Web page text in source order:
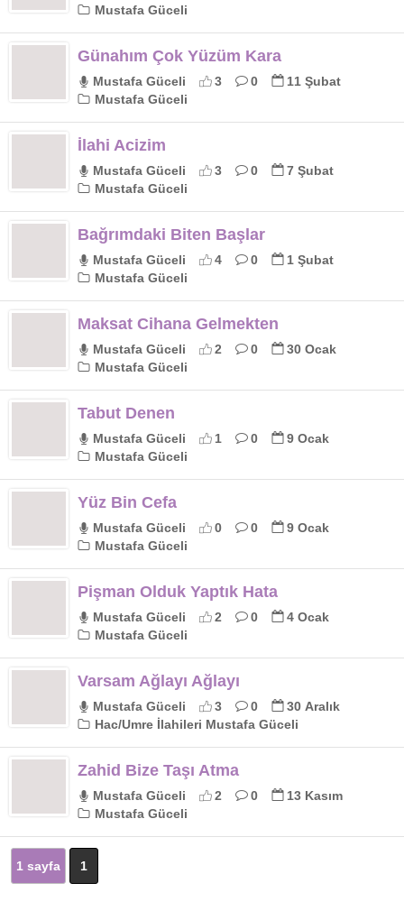
Mustafa Güceli
Günahım Çok Yüzüm Kara
Mustafa Güceli 3 0
11 Şubat
Mustafa Güceli
İlahi Acizim
Mustafa Güceli 3 0
7 Şubat
Mustafa Güceli
Bağrımdaki Biten Başlar
Mustafa Güceli 4 0
1 Şubat
Mustafa Güceli
Maksat Cihana Gelmekten
Mustafa Güceli 2 0
30 Ocak
Mustafa Güceli
Tabut Denen
Mustafa Güceli 1 0
9 Ocak
Mustafa Güceli
Yüz Bin Cefa
Mustafa Güceli 0 0
9 Ocak
Mustafa Güceli
Pişman Olduk Yaptık Hata
Mustafa Güceli 2 0
4 Ocak
Mustafa Güceli
Varsam Ağlayı Ağlayı
Mustafa Güceli 3 0
30 Aralık
Hac/Umre İlahileri Mustafa Güceli
Zahid Bize Taşı Atma
Mustafa Güceli 2 0
13 Kasım
Mustafa Güceli
1 sayfa 1